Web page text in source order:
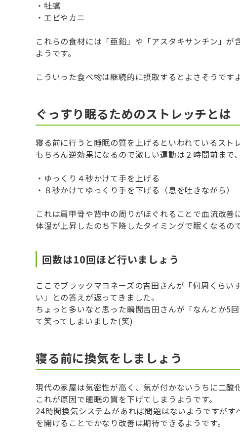
・牡蠣
・エビやカニ
これらの食材には「亜鉛」や「アスタキサンチン」
ようです。
こういった食べ物は継続的に摂取するとよさそうです
ぐっすり眠るためのストレッチとは
寝る前に行うと睡眠の質を上げるといわれているスト
もちろん逆効果になるので激しい運動は２時間前ま
・ゆっくり４秒かけて手を上げる
・８秒かけてゆっくり手を下げる（息を吐きながら）
これは肩甲骨や背中の周りがほぐれることで血流改善
体温が上昇したのち下降したタイミングで眠くなるの
回数は10回ほど行いましょう
ここでブラックマヨネーズの吉田さんが「何周くら
い」との答えが返ってきました。
ちょっと多いなと思った瞬間吉田さんが「なんとか5
て笑ってしまいました(笑)
寝る前に換気をしましょう
現代の家屋は気密性が高く、気が付かないうちに二酸
これが原因で睡眠の質を下げてしまうようです。
24時間換気システムがあれば問題はないようですが
を開けることでかなり改善は期待できるようです。